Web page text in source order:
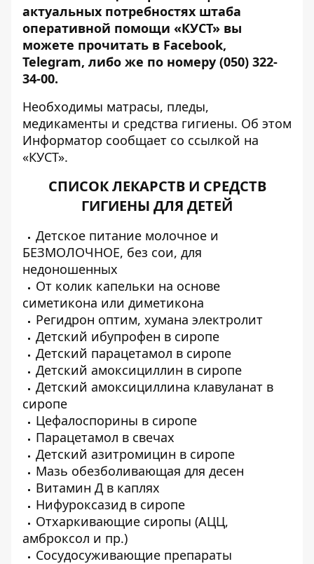
актуальных потребностях штаба
оперативной помощи «КУСТ» вы
можете прочитать в Facebook,
Telegram, либо же по номеру (050) 322-
34-00.
Необходимы матрасы, пледы,
медикаменты и средства гигиены. Об этом
Информатор сообщает со ссылкой на
«КУСТ».
СПИСОК ЛЕКАРСТВ И СРЕДСТВ
ГИГИЕНЫ ДЛЯ ДЕТЕЙ
Детское питание молочное и
БЕЗМОЛОЧНОЕ, без сои, для
недоношенных
От колик капельки на основе
симетикона или диметикона
Регидрон оптим, хумана электролит
Детский ибупрофен в сиропе
Детский парацетамол в сиропе
Детский амоксициллин в сиропе
Детский амоксициллина клавуланат в
сиропе
Цефалоспорины в сиропе
Парацетамол в свечах
Детский азитромицин в сиропе
Мазь обезболивающая для десен
Витамин Д в каплях
Нифуроксазид в сиропе
Отхаркивающие сиропы (АЦЦ,
амброксол и пр.)
Сосудосуживающие препараты